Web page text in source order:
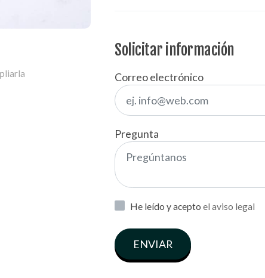
Solicitar información
Correo electrónico
Pregunta
He leído y acepto el aviso legal
ENVIAR